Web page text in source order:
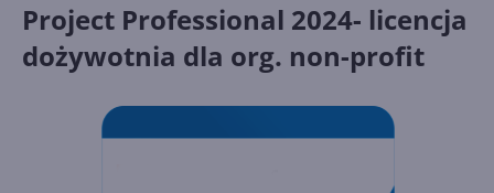
Project Professional 2024- licencja
dożywotnia dla org. non-profit